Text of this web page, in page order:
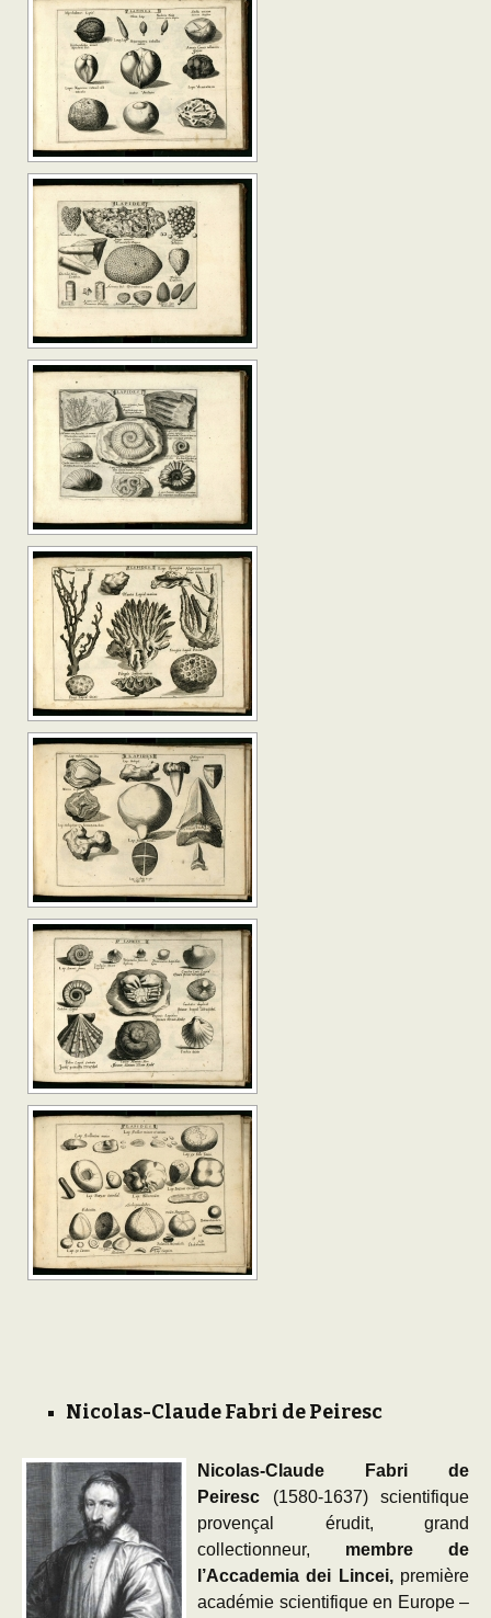
Nicolas-Claude Fabri de Peiresc
Nicolas-Claude Fabri de
Peiresc (1580-1637) scientifique
provençal érudit, grand
collectionneur, membre de
l’Accademia dei Lincei, première
académie scientifique en Europe –